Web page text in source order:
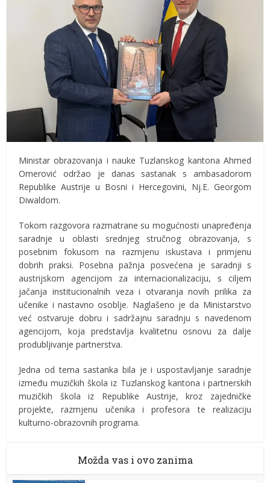
Ministar obrazovanja i nauke Tuzlanskog kantona Ahmed
Omerović održao je danas sastanak s ambasadorom
Republike Austrije u Bosni i Hercegovini, Nj.E. Georgom
Diwaldom.
Tokom razgovora razmatrane su mogućnosti unapređenja
saradnje u oblasti srednjeg stručnog obrazovanja, s
posebnim fokusom na razmjenu iskustava i primjenu
dobrih praksi. Posebna pažnja posvećena je saradnji s
austrijskom agencijom za internacionalizaciju, s ciljem
jačanja institucionalnih veza i otvaranja novih prilika za
učenike i nastavno osoblje. Naglašeno je da Ministarstvo
već ostvaruje dobru i sadržajnu saradnju s navedenom
agencijom, koja predstavlja kvalitetnu osnovu za dalje
produbljivanje partnerstva.
Jedna od tema sastanka bila je i uspostavljanje saradnje
između muzičkih škola iz Tuzlanskog kantona i partnerskih
muzičkih škola iz Republike Austrije, kroz zajedničke
projekte, razmjenu učenika i profesora te realizaciju
kulturno-obrazovnih programa.
Možda vas i ovo zanima